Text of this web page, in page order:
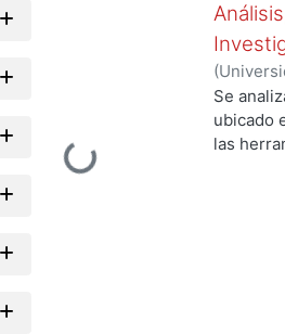
Loading...
(
de
Se
ubicado
las